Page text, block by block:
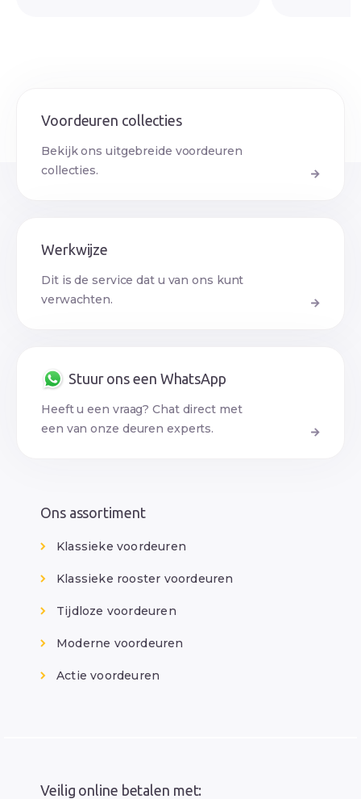
Voordeuren collecties
Bekijk ons uitgebreide voordeuren
collecties.
Werkwijze
Dit is de service dat u van ons kunt
verwachten.
Stuur ons een WhatsApp
Heeft u een vraag? Chat direct met
een van onze deuren experts.
Ons assortiment
Klassieke voordeuren
Klassieke rooster voordeuren
Tijdloze voordeuren
Moderne voordeuren
Actie voordeuren
Veilig online betalen met: